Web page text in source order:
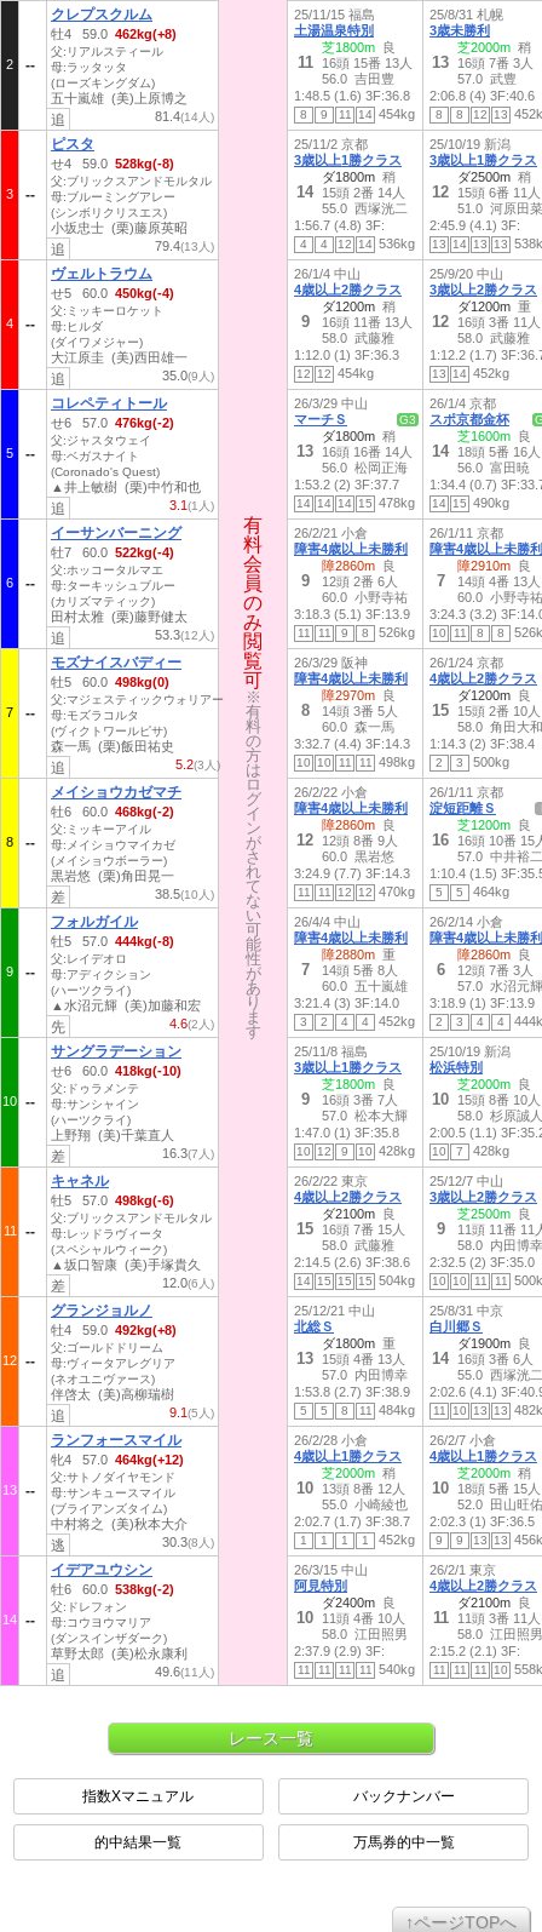
有
料
会
員
の
み
閲
覧
可
※
有
料
の
方
は
ロ
グ
イ
ン
が
さ
れ
て
な
い
可
能
性
が
あ
り
ま
す
2
クレプスクルム
牡4 59.0 462kg(+8)
父:リアルスティール
母:ラッタッタ
(ローズキングダム)
五十嵐雄 (美)上原博之
81.4(14人)
追
3
ピスタ
せ4 59.0 528kg(-8)
父:ブリックスアンドモルタル
母:ブルーミングアレー
(シンボリクリスエス)
小坂忠士 (栗)藤原英昭
79.4(13人)
追
4
ヴェルトラウム
せ5 60.0 450kg(-4)
父:ミッキーロケット
母:ヒルダ
(ダイワメジャー)
大江原圭 (美)西田雄一
35.0(9人)
追
5
コレペティトール
せ6 57.0 476kg(-2)
父:ジャスタウェイ
母:ベガスナイト
(Coronado's Quest)
▲井上敏樹 (栗)中竹和也
3.1(1人)
追
6
イーサンバーニング
牡7 60.0 522kg(-4)
父:ホッコータルマエ
母:ターキッシュブルー
(カリズマティック)
田村太雅 (栗)藤野健太
53.3(12人)
追
7
モズナイスバディー
牡5 60.0 498kg(0)
父:マジェスティックウォリアー
母:モズラコルタ
(ヴィクトワールピサ)
森一馬 (栗)飯田祐史
5.2(3人)
追
8
メイショウカゼマチ
牡6 60.0 468kg(-2)
父:ミッキーアイル
母:メイショウマイカゼ
(メイショウボーラー)
黒岩悠 (栗)角田晃一
38.5(10人)
差
9
フォルガイル
牡5 57.0 444kg(-8)
父:レイデオロ
母:アディクション
(ハーツクライ)
▲水沼元輝 (美)加藤和宏
4.6(2人)
先
10
サングラデーション
せ6 60.0 418kg(-10)
父:ドゥラメンテ
母:サンシャイン
(ハーツクライ)
上野翔 (美)千葉直人
16.3(7人)
差
11
キャネル
牡5 57.0 498kg(-6)
父:ブリックスアンドモルタル
母:レッドラヴィータ
(スペシャルウィーク)
▲坂口智康 (美)手塚貴久
12.0(6人)
差
12
グランジョルノ
牡4 59.0 492kg(+8)
父:ゴールドドリーム
母:ヴィータアレグリア
(ネオユニヴァース)
伴啓太 (美)高柳瑞樹
9.1(5人)
追
13
ランフォースマイル
牝4 57.0 464kg(+12)
父:サトノダイヤモンド
母:サンキュースマイル
(ブライアンズタイム)
中村将之 (美)秋本大介
30.3(8人)
逃
14
イデアユウシン
牡6 60.0 538kg(-2)
父:ドレフォン
母:コウヨウマリア
(ダンスインザダーク)
草野太郎 (美)松永康利
49.6(11人)
追
有
料
会
員
の
み
閲
覧
可
※
有
料
の
方
は
ロ
グ
イ
ン
が
さ
れ
て
な
い
可
能
性
が
あ
り
ま
す
25/11/15 福島
土湯温泉特別
11
芝1800m 良
16頭 15番 13人
56.0 吉田豊
1:48.5 (1.6) 3F:36.8
8 9 11 14 454kg
25/8/31 札幌
3歳未勝利
13
芝2000m 稍
16頭 7番 3人
57.0 武豊
2:06.8 (4) 3F:40.6
8 8 12 13
25/11/2 京都
3歳以上1勝クラス
14
ダ1800m 稍
15頭 2番 14人
55.0 西塚洸二
1:56.7 (4.8) 3F:
4 4 12 14 536kg
25/10/19 新潟
3歳以上1勝クラス
12
ダ2500m 稍
15頭 6番 11人
51.0 河原田菜
2:45.9 (4.1) 3F:
13 14 13 13
26/1/4 中山
4歳以上2勝クラス
9
ダ1200m 稍
16頭 11番 13人
58.0 武藤雅
1:12.0 (1) 3F:36.3
12 12 454kg
25/9/20 中山
3歳以上2勝クラス
12
ダ1200m 重
16頭 3番 11人
58.0 武藤雅
1:12.2 (1.7)
13 14 452kg
26/3/29 中山
マーチＳ
G3
13
ダ1800m 稍
16頭 16番 14人
56.0 松岡正海
1:53.2 (2) 3F:37.7
14 14 14 15 478kg
26/1/4 京都
スポ京都金杯
14
芝1600m 良
18頭 5番 16人
56.0 富田暁
1:34.4 (0.7)
14 15 490kg
26/2/21 小倉
障害4歳以上未勝利
9
障2860m 良
12頭 2番 6人
60.0 小野寺祐
3:18.3 (5.1) 3F:13.9
11 11 9 8 526kg
26/1/11 京都
障害4歳以上未勝利
7
障2910m 良
14頭 4番 13人
60.0 小野寺祐
3:24.3 (3.2)
10 11 8 8
26/3/29 阪神
障害4歳以上未勝利
8
障2970m 良
14頭 3番 5人
60.0 森一馬
3:32.7 (4.4) 3F:14.3
10 10 11 11 498kg
26/1/24 京都
4歳以上2勝クラス
15
ダ1200m 良
15頭 2番 10人
58.0 角田大和
1:14.3 (2) 3F:38.4
2 3 500kg
26/2/22 小倉
障害4歳以上未勝利
12
障2860m 良
12頭 8番 9人
60.0 黒岩悠
3:24.9 (7.7) 3F:14.3
11 11 12 12 470kg
26/1/11 京都
淀短距離Ｓ
16
芝1200m 良
16頭 10番 15
57.0 中井裕二
1:10.4 (1.5)
5 5 464kg
26/4/4 中山
障害4歳以上未勝利
7
障2880m 重
14頭 5番 8人
60.0 五十嵐雄
3:21.4 (3) 3F:14.0
3 2 4 4 452kg
26/2/14 小倉
障害4歳以上未勝利
6
障2860m 良
12頭 7番 3人
57.0 水沼元輝
3:18.9 (1) 3F:13.9
2 3 4 4
25/11/8 福島
3歳以上1勝クラス
9
芝1800m 良
16頭 3番 7人
57.0 松本大輝
1:47.0 (1) 3F:35.8
10 12 9 10 428kg
25/10/19 新潟
松浜特別
10
芝2000m 良
15頭 8番 10人
58.0 杉原誠人
2:00.5 (1.1)
10 7 428kg
26/2/22 東京
4歳以上2勝クラス
15
ダ2100m 良
16頭 7番 15人
58.0 武藤雅
2:14.5 (2.6) 3F:38.6
14 15 15 15 504kg
25/12/7 中山
3歳以上2勝クラス
9
芝2500m 良
11頭 11番 11
58.0 内田博幸
2:32.5 (2) 3F:35.0
10 10 11 11
25/12/21 中山
北総Ｓ
13
ダ1800m 重
15頭 4番 13人
57.0 内田博幸
1:53.8 (2.7) 3F:38.9
5 5 8 11 484kg
25/8/31 中京
白川郷Ｓ
14
ダ1900m 良
16頭 3番 6人
55.0 西塚洸二
2:02.6 (4.1)
11 10 13 13
26/2/28 小倉
4歳以上1勝クラス
10
芝2000m 稍
13頭 8番 12人
55.0 小崎綾也
2:02.7 (1.7) 3F:38.7
1 1 1 1 452kg
26/2/7 小倉
4歳以上1勝クラス
10
芝2000m 稍
18頭 5番 15人
52.0 田山旺佑
2:02.3 (1) 3F:36.5
9 9 13 13
26/3/15 中山
阿見特別
10
ダ2400m 良
11頭 4番 10人
58.0 江田照男
2:37.9 (2.9) 3F:
11 11 11 11 540kg
26/2/1 東京
4歳以上2勝クラス
11
ダ2100m 良
11頭 3番 11人
58.0 江田照男
2:15.2 (2.1) 3F:
11 11 11 10
レース一覧
指数Xマニュアル バックナンバー
的中結果一覧 万馬券的中一覧
↑ページTOPへ